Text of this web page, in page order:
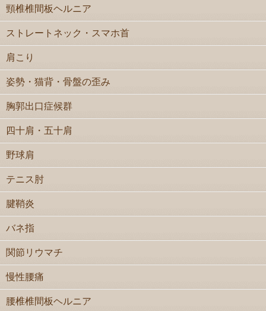
頸椎椎間板ヘルニア
ストレートネック・スマホ首
肩こり
姿勢・猫背・骨盤の歪み
胸郭出口症候群
四十肩・五十肩
野球肩
テニス肘
腱鞘炎
バネ指
関節リウマチ
慢性腰痛
腰椎椎間板ヘルニア